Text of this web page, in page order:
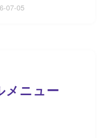
07-05
メニュー